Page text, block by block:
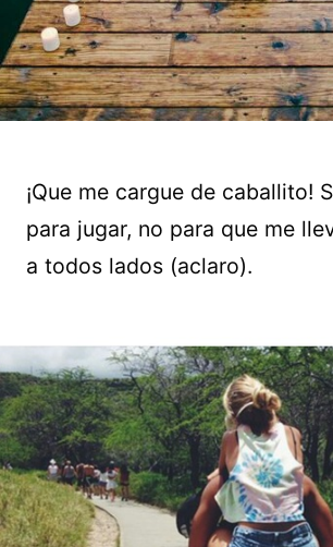
¡Que me cargue de caballito!
para jugar, no para que me
a todos lados (aclaro).